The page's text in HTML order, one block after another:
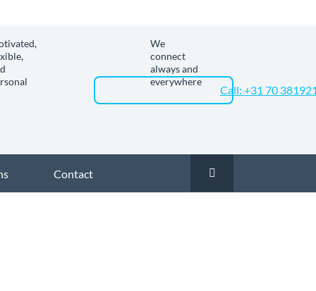
We
connect
always and
everywhere
Call: +31 70
Contact